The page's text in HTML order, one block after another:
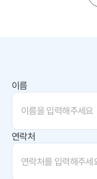
이름
연락처